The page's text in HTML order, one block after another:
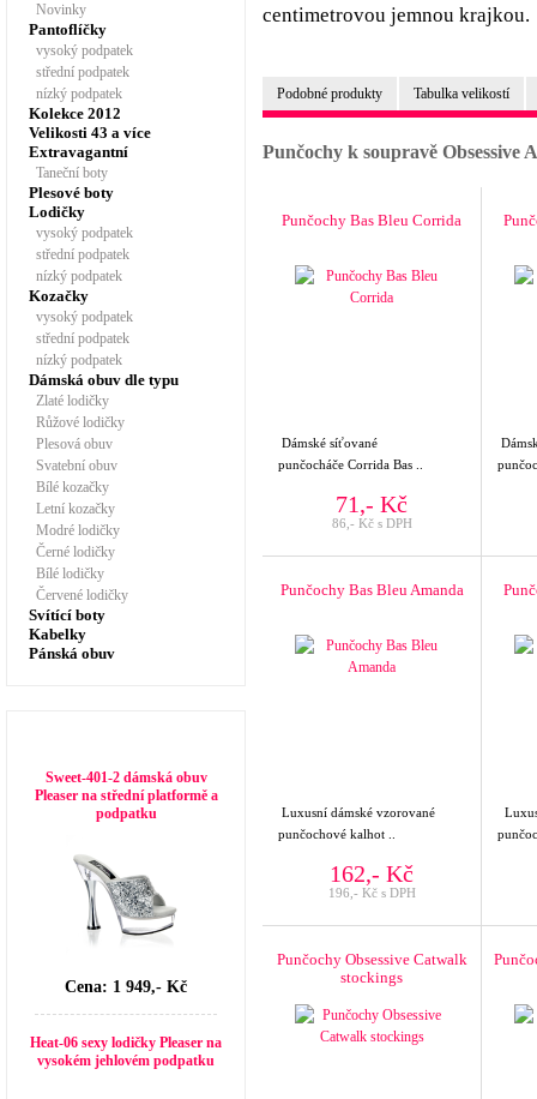
Novinky
Pantoflíčky
vysoký podpatek
střední podpatek
nízký podpatek
Kolekce 2012
Velikosti 43 a více
Extravagantní
Taneční boty
Plesové boty
Lodičky
vysoký podpatek
střední podpatek
nízký podpatek
Kozačky
vysoký podpatek
střední podpatek
nízký podpatek
Dámská obuv dle typu
Zlaté lodičky
Růžové lodičky
Plesová obuv
Svatební obuv
Bílé kozačky
Letní kozačky
Modré lodičky
Černé lodičky
Bílé lodičky
Červené lodičky
Svítící boty
Kabelky
Pánská obuv
Sweet-401-2 dámská obuv
Pleaser na střední platformě a
podpatku
Cena: 1 949,- Kč
Heat-06 sexy lodičky Pleaser na
vysokém jehlovém podpatku
centimetrovou jemnou krajkou.
Podobné produkty Tabulka velikostí
Punčochy k soupravě Obsessive
Punčochy Bas Bleu Corrida
Dámské síťované
punčocháče Corrida Bas ..
71,- Kč
86,- Kč s DPH
Punčochy Bas Bleu Amanda
Luxusní dámské vzorované
punčochové kalhot ..
162,- Kč
196,- Kč s DPH
Punčochy Obsessive Catwalk
stockings